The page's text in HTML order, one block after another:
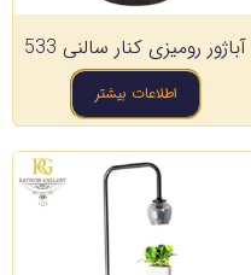
آباژور رومیزی کنار سالنی 533
اطلاعات بیشتر